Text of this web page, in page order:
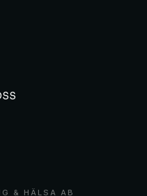
& HÄLSA AB